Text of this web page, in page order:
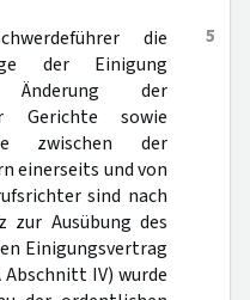
5
die
der Einigung
Änderung der
Gerichte sowie
zwischen der
einerseits und von
sind nach
zur Ausübung des
Einigungsvertrag
IV) wurde